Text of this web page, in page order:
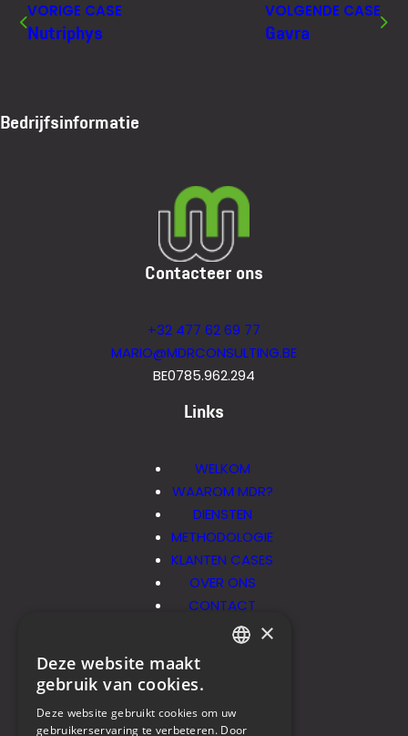
VORIGE CASE
Nutriphys
VOLGENDE CASE
Gavra
Bedrijfsinformatie
Contacteer ons
+32 477 62 69 77
MARIO@MDRCONSULTING.BE
BE0785.962.294
Links
WELKOM
WAAROM MDR?
DIENSTEN
METHODOLOGIE
KLANTEN CASES
OVER ONS
CONTACT
NL
×
Deze website maakt
gebruik van cookies.
Deze website gebruikt cookies om uw
gebruikerservaring te verbeteren. Door